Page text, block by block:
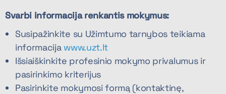
Svarbi informacija renkantis mokymus:
Susipažinkite su Užimtumo tarnybos teikiama
informacija www.uzt.lt
Išsiaiškinkite profesinio mokymo privalumus ir
pasirinkimo kriterijus
Pasirinkite mokymosi formą (kontaktinę,